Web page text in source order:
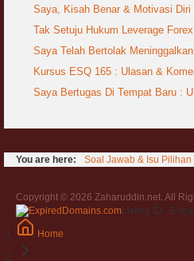
Saya, Kisah Benar & Motivasi Diri
Tak Setuju Hukum Leverage
Saya Telah Bertolak
Kursus ESQ 165 : Ulasan &
Saya Bertugas Di Tempat Baru :
You are here: Soal Jawab & Isu Pilihan
Copyright © 2026 Zaharuddin.net. All
Listing ID ·
Home